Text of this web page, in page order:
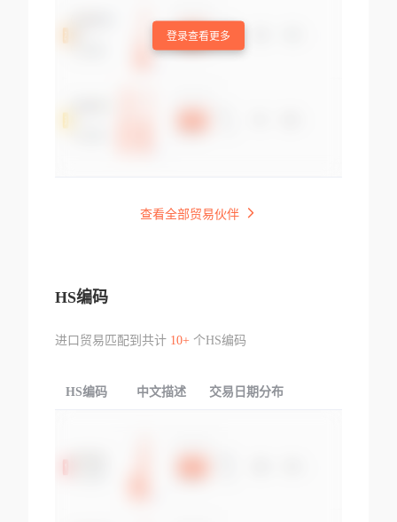
登录查看更多
查看全部贸易伙伴
HS编码
进口贸易匹配到共计 10+个HS编码
HS编码 中文描述 交易日期分布